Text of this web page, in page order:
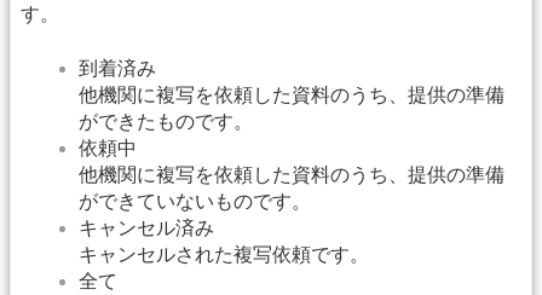
す。
到着済み
他機関に複写を依頼した資料のうち、提供の準備
ができたものです。
依頼中
他機関に複写を依頼した資料のうち、提供の準備
ができていないものです。
キャンセル済み
キャンセルされた複写依頼です。
全て